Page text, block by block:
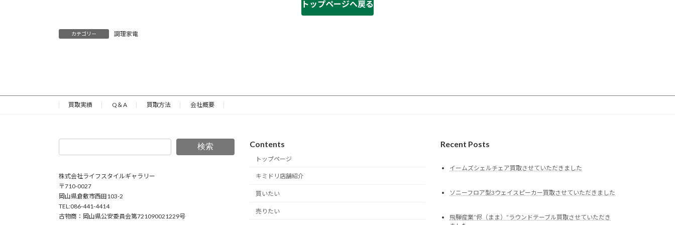
トップページへ戻る
カテゴリー 調理家電
買取実績 Q＆A 買取方法 会社概要
検索
株式会社ライフスタイルギャラリー
〒710-0027
岡山県倉敷市西田103-2
TEL:086-441-4414
古物商：岡山県公安委員会第721090021229号
Contents
トップページ
キミドリ店舗紹介
買いたい
売りたい
Recent Posts
イームズシェルチェア買取させていただきました
ソニーフロア型3ウェイスピーカー買取させていただきました
飛騨産業”侭（まま）”ラウンドテーブル買取させていただき